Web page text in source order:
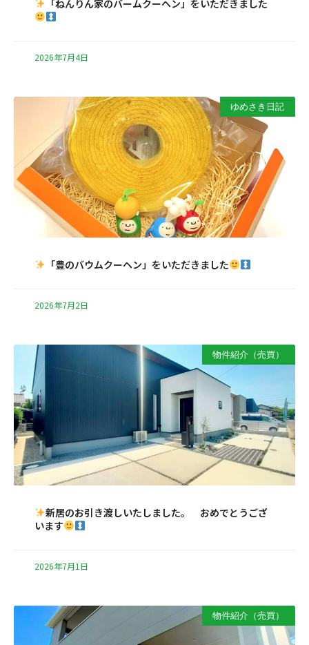
「ねんりん家のバームクーヘン」をいただきました
2026年7月4日
ゆめさき日記
「豊のバウムクーヘン」をいただきました
2026年7月2日
物件紹介（売買）
新居のお引き渡しいたしました。 おめでとうござ
います
2026年7月1日
物件紹介（売買）